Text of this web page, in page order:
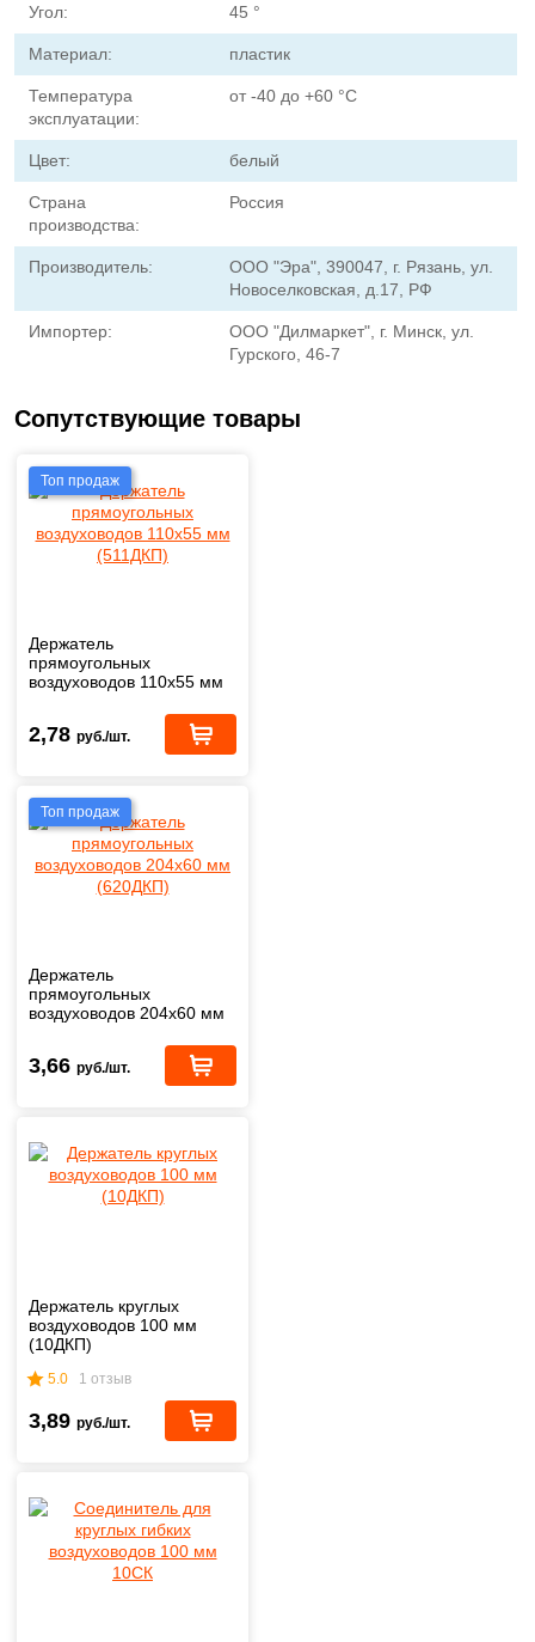
Угол: 45 °
Материал: пластик
Температура
эксплуатации:
от -40 до +60 °С
Цвет: белый
Страна
производства:
Россия
Производитель:
ООО "Эра", 390047, г. Рязань, ул.
Новоселковская, д.17, РФ
Импортер:
ООО "Дилмаркет", г. Минск, ул.
Гурского, 46-7
Сопутствующие товары
Топ продаж
Держатель
прямоугольных
воздуховодов 110х55 мм
2,78 руб./шт.
Топ продаж
Держатель
прямоугольных
воздуховодов 204х60 мм
3,66 руб./шт.
Держатель круглых
воздуховодов 100 мм
(10ДКП)
5.0 1 отзыв
3,89 руб./шт.